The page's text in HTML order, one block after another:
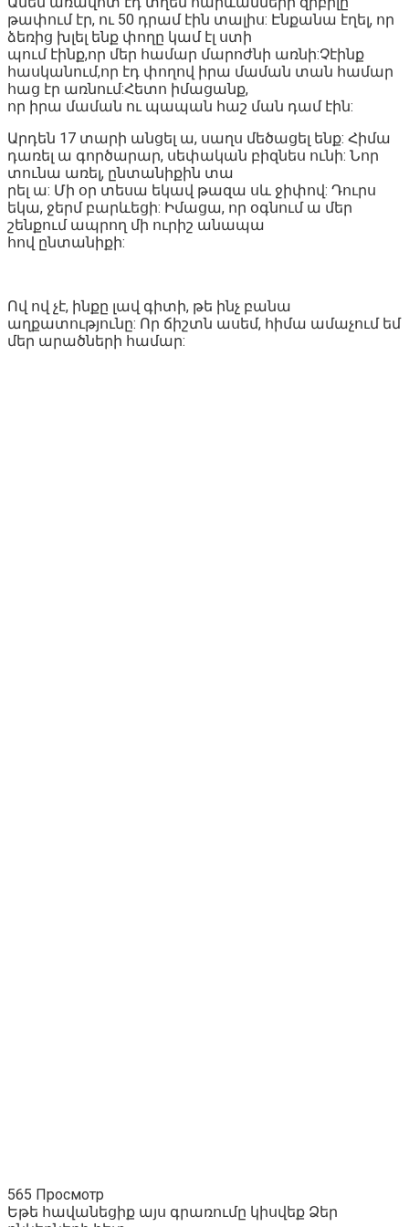
թափում էր, ու 50 դրամ էին տալիս: Էնքանա էղել, որ
ձեռից խլել ենք փողը կամ էլ ստի
պում էինք,որ մեր համար մարոժնի առնի:Չէինք
հասկանում,որ էդ փողով իրա մաման տան համար
հաց էր առնում:Հետո իմացանք,
որ իրա մաման ու պապան հաշ ման դամ էին:
Արդեն 17 տարի անցել ա, սաղս մեծացել ենք: Հիմա
դառել ա գործարար, սեփական բիզնես ունի: Նոր
տունա առել, ընտանիքին տա
րել ա: Մի օր տեսա եկավ թազա սև ջիփով: Դուրս
եկա, ջերմ բարևեցի: Իմացա, որ օգնում ա մեր
շենքում ապրող մի ուրիշ անապա
հով ընտանիքի:
Ով ով չէ, ինքը լավ գիտի, թե ինչ բանա
աղքատությունը: Որ ճիշտն ասեմ, հիմա ամաչում եմ
մեր արածների համար:
565 Просмотр
Եթե հավանեցիք այս գրառումը կիսվեք Ձեր